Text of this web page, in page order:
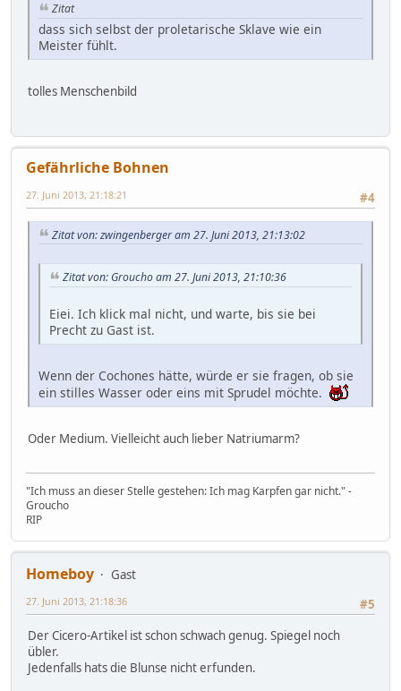
Zitat
dass sich selbst der proletarische Sklave wie ein
Meister fühlt.
tolles Menschenbild
Gefährliche Bohnen
#4
27. Juni 2013, 21:18:21
Zitat von: zwingenberger am 27. Juni 2013, 21:13:02
Zitat von: Groucho am 27. Juni 2013, 21:10:36
Eiei. Ich klick mal nicht, und warte, bis sie bei
Precht zu Gast ist.
Wenn der Cochones hätte, würde er sie fragen, ob sie
ein stilles Wasser oder eins mit Sprudel möchte.
Oder Medium. Vielleicht auch lieber Natriumarm?
"Ich muss an dieser Stelle gestehen: Ich mag Karpfen gar nicht." -
Groucho
RIP
Homeboy
Gast
#5
27. Juni 2013, 21:18:36
Der Cicero-Artikel ist schon schwach genug. Spiegel noch
übler.
Jedenfalls hats die Blunse nicht erfunden.